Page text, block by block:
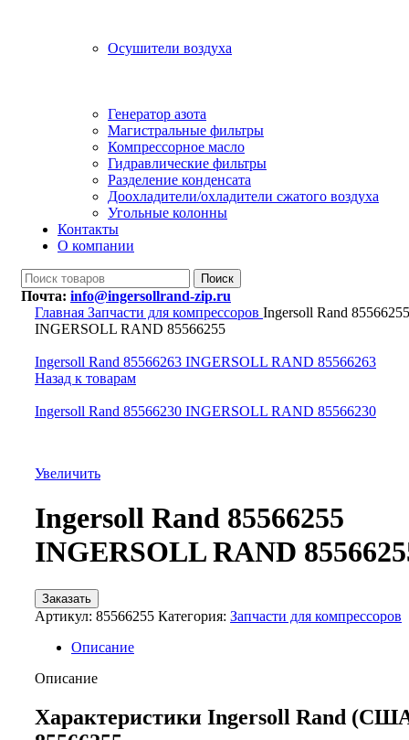
Осушители воздуха
Генератор азота
Магистральные фильтры
Компрессорное масло
Гидравлические фильтры
Разделение конденсата
Доохладители/охладители сжатого воздуха
Угольные колонны
Контакты
О компании
Поиск
Почта: info@ingersollrand-zip.ru
Главная Запчасти для компрессоров Ingersoll Rand 85566255
INGERSOLL RAND 85566255
Ingersoll Rand 85566263 INGERSOLL RAND 85566263
Назад к товарам
Ingersoll Rand 85566230 INGERSOLL RAND 85566230
Увеличить
Ingersoll Rand 85566255
INGERSOLL RAND
Заказать
Артикул: 85566255 Категория: Запчасти для компрессоров
Описание
Описание
Характеристики Ingersoll Rand